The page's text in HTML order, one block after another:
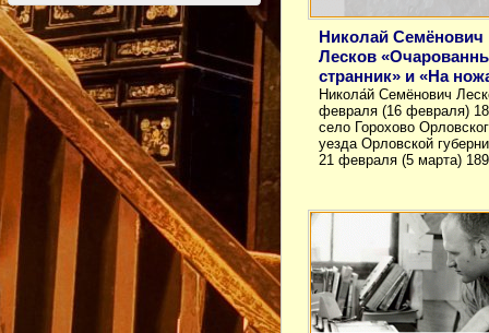
Николай Семёнович
Лесков
странник» и «На
Никола́й Семёнович
февраля (16 февраля)
село Горохово
уезда Орловской
21 февраля (5 марта)